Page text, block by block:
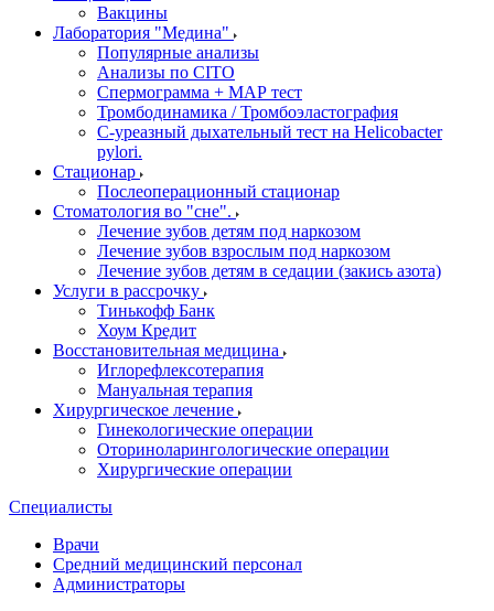
Вакцины
Лаборатория "Медина"
Популярные анализы
Анализы по CITO
Спермограмма + МАР тест
Тромбодинамика / Тромбоэластография
С-уреазный дыхательный тест на Helicobacter
pylori.
Стационар
Послеоперационный стационар
Стоматология во "сне".
Лечение зубов детям под наркозом
Лечение зубов взрослым под наркозом
Лечение зубов детям в седации (закись азота)
Услуги в рассрочку
Тинькофф Банк
Хоум Кредит
Восстановительная медицина
Иглорефлексотерапия
Мануальная терапия
Хирургическое лечение
Гинекологические операции
Оториноларингологические операции
Хирургические операции
Специалисты
Врачи
Средний медицинский персонал
Администраторы